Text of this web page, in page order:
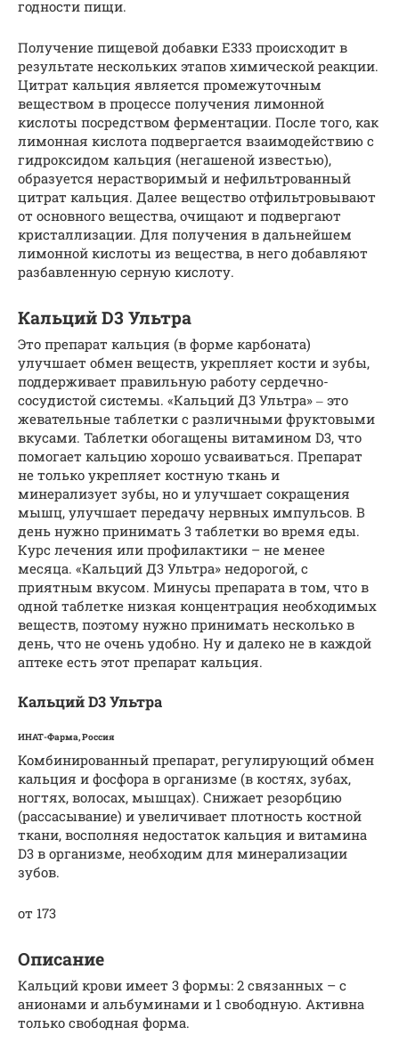
годности пищи.
Получение пищевой добавки Е333 происходит в
результате нескольких этапов химической реакции.
Цитрат кальция является промежуточным
веществом в процессе получения лимонной
кислоты посредством ферментации. После того, как
лимонная кислота подвергается взаимодействию с
гидроксидом кальция (негашеной известью),
образуется нерастворимый и нефильтрованный
цитрат кальция. Далее вещество отфильтровывают
от основного вещества, очищают и подвергают
кристаллизации. Для получения в дальнейшем
лимонной кислоты из вещества, в него добавляют
разбавленную серную кислоту.
Кальций D3 Ультра
Это препарат кальция (в форме карбоната)
улучшает обмен веществ, укрепляет кости и зубы,
поддерживает правильную работу сердечно-
сосудистой системы. «Кальций Д3 Ультра» ‒ это
жевательные таблетки с различными фруктовыми
вкусами. Таблетки обогащены витамином D3, что
помогает кальцию хорошо усваиваться. Препарат
не только укрепляет костную ткань и
минерализует зубы, но и улучшает сокращения
мышц, улучшает передачу нервных импульсов. В
день нужно принимать 3 таблетки во время еды.
Курс лечения или профилактики – не менее
месяца. «Кальций Д3 Ультра» недорогой, с
приятным вкусом. Минусы препарата в том, что в
одной таблетке низкая концентрация необходимых
веществ, поэтому нужно принимать несколько в
день, что не очень удобно. Ну и далеко не в каждой
аптеке есть этот препарат кальция.
Кальций D3 Ультра
ИНАТ-Фарма, Россия
Комбинированный препарат, регулирующий обмен
кальция и фосфора в организме (в костях, зубах,
ногтях, волосах, мышцах). Снижает резорбцию
(рассасывание) и увеличивает плотность костной
ткани, восполняя недостаток кальция и витамина
D3 в организме, необходим для минерализации
зубов.
от 173
Описание
Кальций крови имеет 3 формы: 2 связанных – с
анионами и альбуминами и 1 свободную. Активна
только свободная форма.